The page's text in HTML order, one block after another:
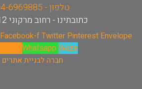
טלפון - 04-6969885
כתובתינו - רחוב מרקוני 12 חיפה
Facebook-f Twitter Pinterest Envelope
WhatsappWaze
חברה לבניית אתרים